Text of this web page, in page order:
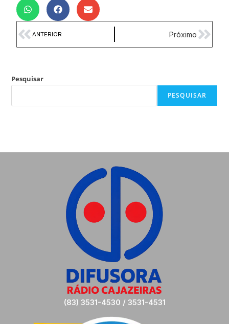
ANTERIOR Próximo
Pesquisar
PESQUISAR
(83) 3531-4530 / 3531-4531